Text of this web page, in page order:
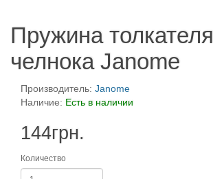
Пружина толкателя
челнока Janome
Производитель: Janome
Наличие: Есть в наличии
144грн.
Количество